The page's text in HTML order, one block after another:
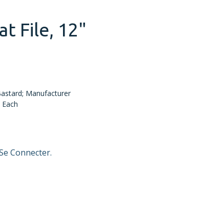
File, 12"
Manufacturer
Connecter.